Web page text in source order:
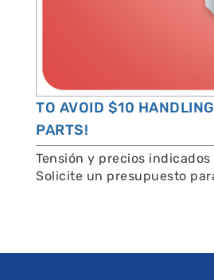
TO AVOID $10
PARTS!
Tensión y precios indicados
Solicite un presupuesto